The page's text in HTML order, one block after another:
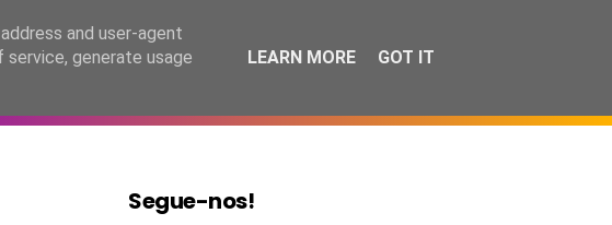
ESPECIAIS CALENDÁRIO
Segue-nos!
and user-agent
generate usage
LEARN MORE GOT IT